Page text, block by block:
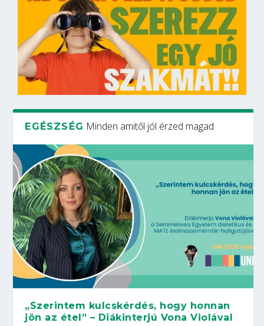
EGÉSZSÉG Minden amitől jól érzed magad
„Szerintem kulcskérdés, hogy honnan
jön az étel” – Diákinterjú Vona Violával